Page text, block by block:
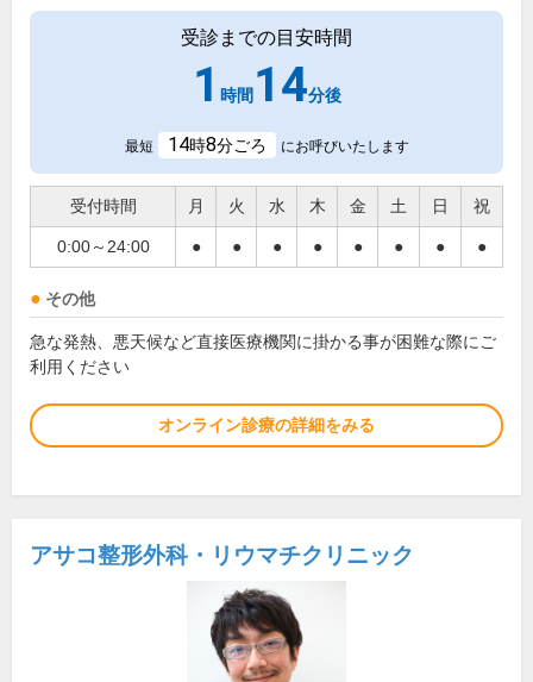
受診までの目安時間
1 時間14分後
最短 14時8分ごろ にお呼びいたします
受付時間 月 火 水 木 金 土 日 祝
0:00～24:00 ● ● ● ● ● ● ● ●
その他
急な発熱、悪天候など直接医療機関に掛かる事が困難な際にご
利用ください
オンライン診療の詳細をみる
アサコ整形外科・リウマチクリニック